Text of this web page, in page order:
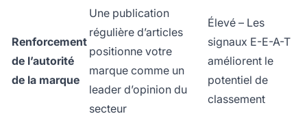
Renforcement
de l’autorité
de la marque
Une publication
régulière d’articles
positionne votre
marque comme un
leader d’opinion du
secteur
Élevé – Les
signaux E-E-A-T
améliorent le
potentiel de
classement